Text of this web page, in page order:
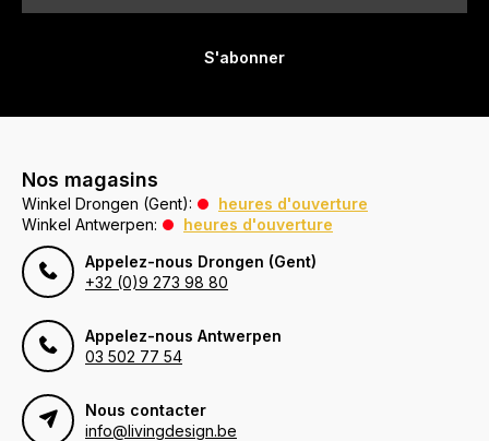
S'abonner
Nos magasins
Winkel Drongen (Gent):
heures d'ouverture
Winkel Antwerpen:
heures d'ouverture
Appelez-nous Drongen (Gent)
+32 (0)9 273 98 80
Appelez-nous Antwerpen
03 502 77 54
Nous contacter
info@livingdesign.be